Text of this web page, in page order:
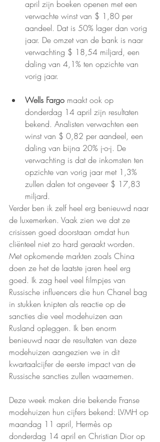
april zijn boeken openen met een
verwachte winst van $ 1,80 per
aandeel. Dat is 50% lager dan vorig
jaar. De omzet van de bank is naar
verwachting $ 18,54 miljard, een
daling van 4,1% ten opzichte van
vorig jaar.
Wells Fargo maakt ook op
donderdag 14 april zijn resultaten
bekend. Analisten verwachten een
winst van $ 0,82 per aandeel, een
daling van bijna 20% j-o-j. De
verwachting is dat de inkomsten ten
opzichte van vorig jaar met 1,3%
zullen dalen tot ongeveer $ 17,83
miljard.
Verder ben ik zelf heel erg benieuwd naar
de luxemerken. Vaak zien we dat ze
crisissen goed doorstaan omdat hun
cliënteel niet zo hard geraakt worden.
Met opkomende markten zoals China
doen ze het de laatste jaren heel erg
goed. Ik zag heel veel filmpjes van
Russische influencers die hun Chanel bag
in stukken knipten als reactie op de
sancties die veel modehuizen aan
Rusland opleggen. Ik ben enorm
benieuwd naar de resultaten van deze
modehuizen aangezien we in dit
kwartaalcijfer de eerste impact van de
Russische sancties zullen waarnemen.
Deze week maken drie bekende Franse
modehuizen hun cijfers bekend: LVMH op
maandag 11 april, Hermès op
donderdag 14 april en Christian Dior op